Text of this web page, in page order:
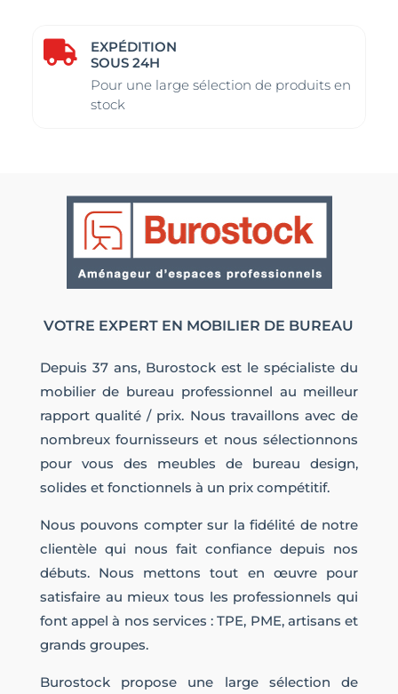

EXPÉDITION
SOUS 24H
Pour une large sélection de produits en
stock
VOTRE EXPERT EN MOBILIER DE BUREAU
Depuis 37 ans, Burostock est le spécialiste du
mobilier de bureau professionnel au meilleur
rapport qualité / prix. Nous travaillons avec de
nombreux fournisseurs et nous sélectionnons
pour vous des meubles de bureau design,
solides et fonctionnels à un prix compétitif.
Nous pouvons compter sur la fidélité de notre
clientèle qui nous fait confiance depuis nos
débuts. Nous mettons tout en œuvre pour
satisfaire au mieux tous les professionnels qui
font appel à nos services : TPE, PME, artisans et
grands groupes.
Burostock propose une large sélection de